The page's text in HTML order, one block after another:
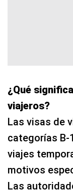
¿Qué
viajeros?
Las visas de
categorías B-
viajes
motivos
Las